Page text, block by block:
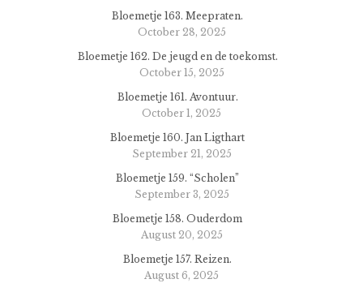
Bloemetje 163. Meepraten.
October 28, 2025
Bloemetje 162. De jeugd en de toekomst.
October 15, 2025
Bloemetje 161. Avontuur.
October 1, 2025
Bloemetje 160. Jan Ligthart
September 21, 2025
Bloemetje 159. “Scholen”
September 3, 2025
Bloemetje 158. Ouderdom
August 20, 2025
Bloemetje 157. Reizen.
August 6, 2025